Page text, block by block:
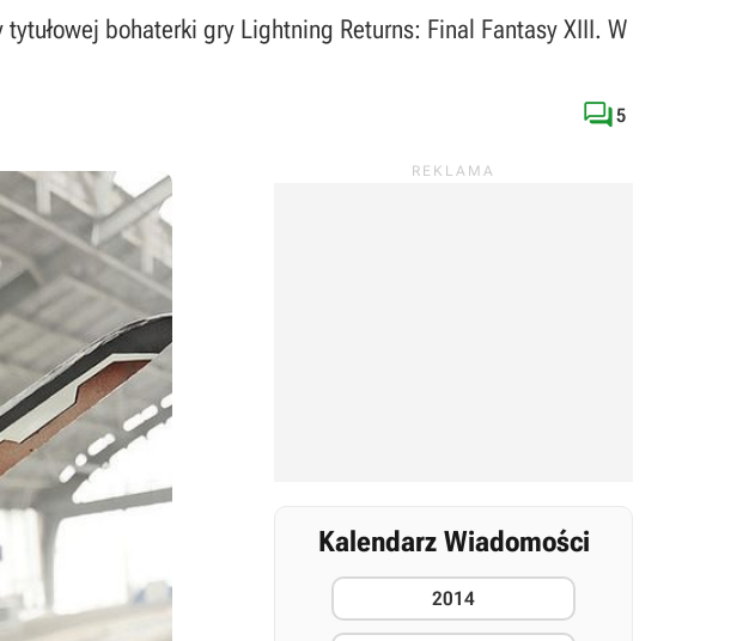
bohaterki gry Lightning Returns: Final Fantasy XIII. W
5
Kalendarz Wiadomości
2014